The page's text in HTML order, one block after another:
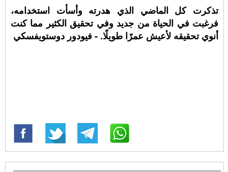
تذكرت كل الماضي الذي هدرته وأسأت استخدامه،
فرغبت في الحياة من جديد وفي تحقيق الكثير مما كنت
أنوي تحقيقه لأعيش عمرًا طويلًا. - فيودور دوستويفسكي